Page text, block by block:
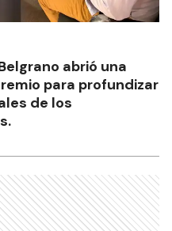
abrió una
para profundizar
de los